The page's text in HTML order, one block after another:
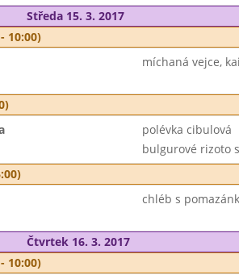
Středa 15. 3. 2017
10:00)
míchaná vejce,
polévka cibulová
bulgurové rizoto
chléb s
Čtvrtek 16. 3. 2017
10:00)